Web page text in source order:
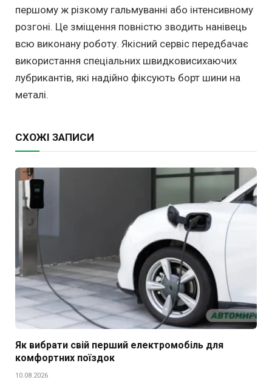
першому ж різкому гальмуванні або інтенсивному
розгоні. Це зміщення повністю зводить нанівець
всю виконану роботу. Якісний сервіс передбачає
використання спеціальних швидковисихаючих
лубрикантів, які надійно фіксують борт шини на
металі.
СХОЖІ ЗАПИСИ
Як вибрати свій перший електромобіль для
комфортних поїздок
10.08.2026